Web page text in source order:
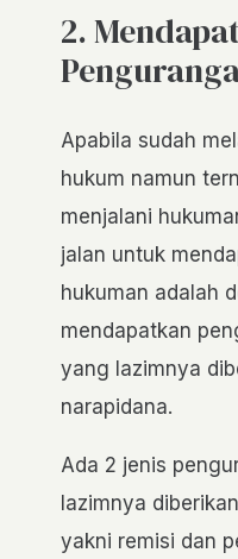
2.
Apabila sudah
hukum namun
menjalani
jalan untuk
hukuman adalah
mendapatkan
yang lazimnya
narapidana.
Ada 2 jenis
lazimnya
yakni remisi dan